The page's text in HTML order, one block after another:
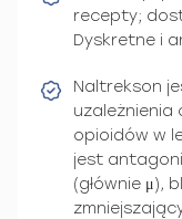
recepty;
Dyskretne i
Naltrekson
uzależnienia
opioidów w
jest
(głównie μ),